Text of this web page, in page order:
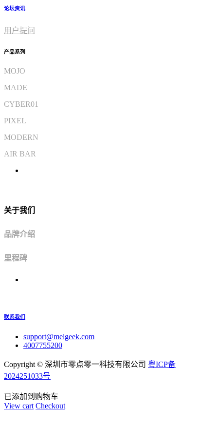
论坛资讯
用户提问
产品系列
MOJO
MADE
CYBER01
PIXEL
MODERN
AIR BAR
关于我们
品牌介绍
里程碑
联系我们
support@melgeek.com
4007755200
Copyright © 深圳市零点零一科技有限公司 粤ICP备
2024251033号
已添加到购物车
View cart Checkout